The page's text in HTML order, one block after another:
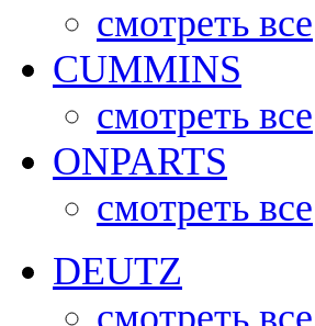
смотреть все
CUMMINS
смотреть все
ONPARTS
смотреть все
DEUTZ
смотреть все